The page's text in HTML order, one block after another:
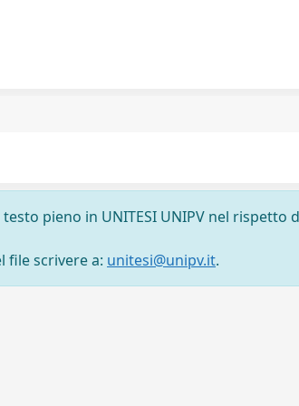
pieno in UNITESI UNIPV nel rispetto
file scrivere a: unitesi@unipv.it.